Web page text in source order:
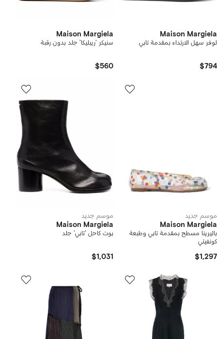
Maison Margiela
لوفر سهل الارتداء بمقدمة تابي
$794
Maison Margiela
سنيكر 'ريبليكا' جلد بدون رقبة
$560
موسم جديد
Maison Margiela
باليرينا مسطح بمقدمة تابي وطبعة
كونفيتي
$1,297
موسم جديد
Maison Margiela
بوت كاحل 'تابي' جلد
$1,031